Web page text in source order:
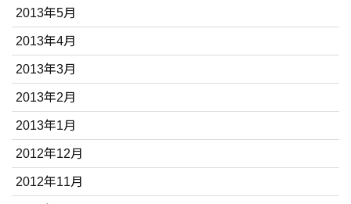
2013年5月
2013年4月
2013年3月
2013年2月
2013年1月
2012年12月
2012年11月